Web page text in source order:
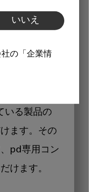
いいえ
社の「企業情
可能
いる製品の
ます。その
pd専用コン
けます。